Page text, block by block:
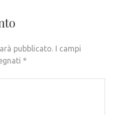
pubblicato. I campi
*